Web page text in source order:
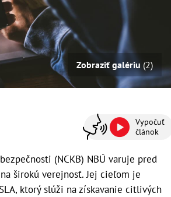
Zobraziť galériu (2)
Vypočuť
článok
(NCKB) NBÚ varuje pred
širokú verejnosť. Jej cieľom je
ktorý slúži na získavanie citlivých